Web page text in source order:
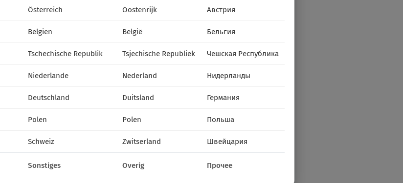
Österreich Oostenrijk Австрия
Belgien België Бельгия
Tschechische Republik Tsjechische Republiek Чешская Республика
Niederlande Nederland Нидерланды
Deutschland Duitsland Германия
Polen Polen Польша
Schweiz Zwitserland Швейцария
Sonstiges Overig Прочее